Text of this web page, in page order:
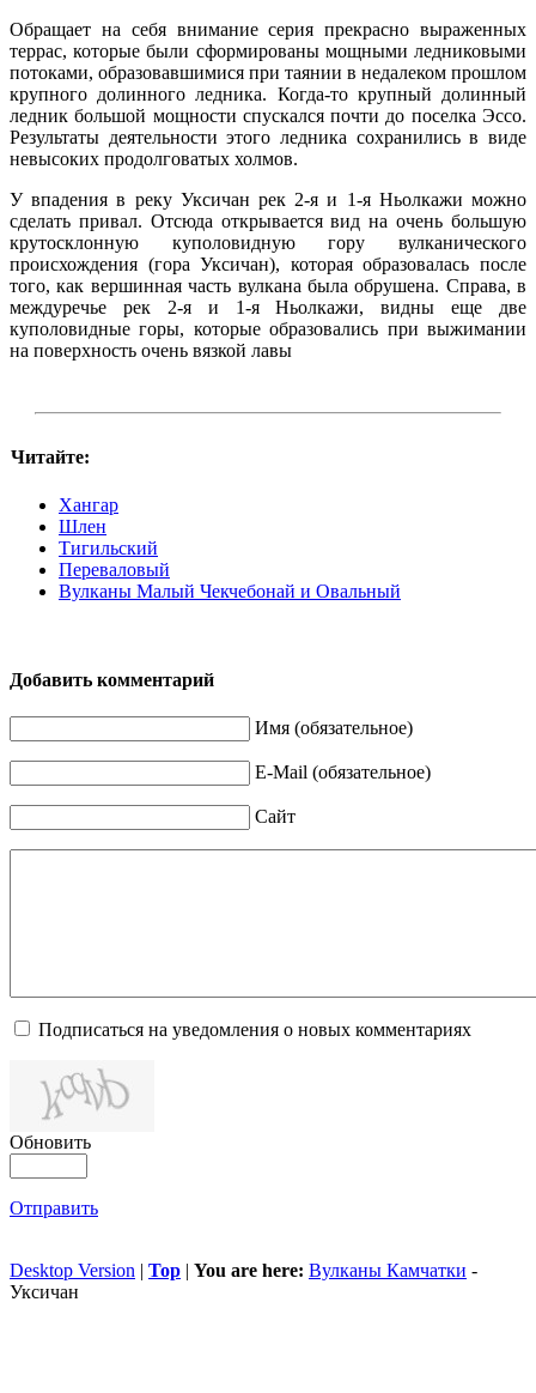
Обращает на себя внимание серия прекрасно выраженных
террас, которые были сформированы мощными ледниковыми
потоками, образовавшимися при таянии в недалеком прошлом
крупного долинного ледника. Когда-то крупный долинный
ледник большой мощности спускался почти до поселка Эссо.
Результаты деятельности этого ледника сохранились в виде
невысоких продолговатых холмов.
У впадения в реку Уксичан рек 2-я и 1-я Ньолкажи можно
сделать привал. Отсюда открывается вид на очень большую
крутосклонную куполовидную гору вулканического
происхождения (гора Уксичан), которая образовалась после
того, как вершинная часть вулкана была обрушена. Справа, в
междуречье рек 2-я и 1-я Ньолкажи, видны еще две
куполовидные горы, которые образовались при выжимании
на поверхность очень вязкой лавы
Читайте:
Хангар
Шлен
Тигильский
Переваловый
Вулканы Малый Чекчебонай и Овальный
Добавить комментарий
Имя (обязательное)
E-Mail (обязательное)
Сайт
Подписаться на уведомления о новых комментариях
Обновить
Отправить
Desktop Version | Top | You are here: Вулканы Камчатки -
Уксичан